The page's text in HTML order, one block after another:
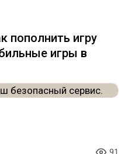
пополнить игру
игры в